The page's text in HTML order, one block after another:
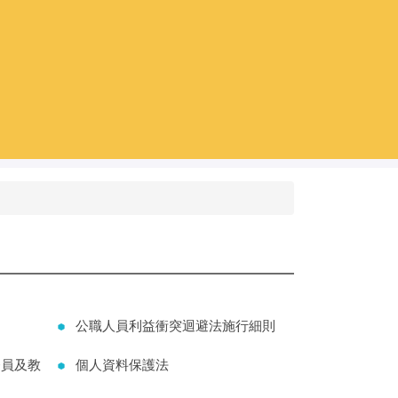
公職人員利益衝突迴避法施行細則
及教 個人資料保護法